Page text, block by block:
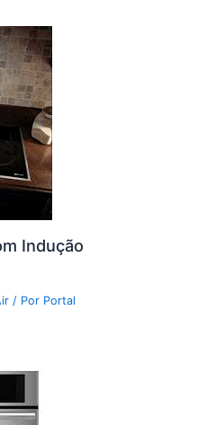
Indução
/ Por Portal